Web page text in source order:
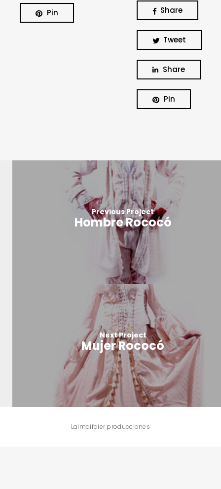
Pin Share
Tweet
Share
Pin
Previous Project
Hombre Rococó
Next Project
Mujer Rococó
Laimaifaier producciones